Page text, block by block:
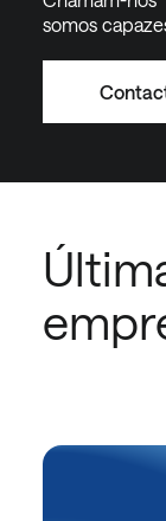
somos